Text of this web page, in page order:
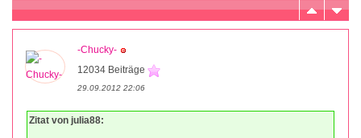
-Chucky-
12034 Beiträge
29.09.2012 22:06
Zitat von julia88: